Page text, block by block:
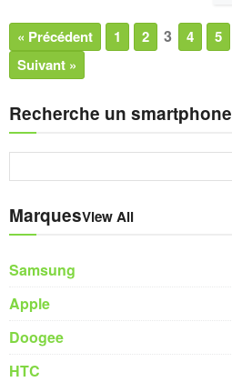
« Précédent 1 2 3 4 5
Suivant »
Recherche un smartphone
MarquesView All
Samsung
Apple
Doogee
HTC